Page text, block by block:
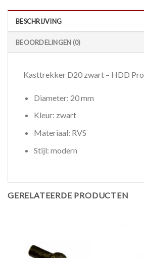
BESCHRIJVING
BEOORDELINGEN (0)
Kasttrekker D20 zwart – HDD Pro
Diameter: 20 mm
Kleur: zwart
Materiaal: RVS
Stijl: modern
GERELATEERDE PRODUCTEN